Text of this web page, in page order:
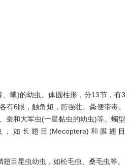
蛾)的幼虫。体圆柱形，分13节，有3
有6眼，触角短，腭强壮。粪便带毒。
蚕和大军虫(一星黏虫的幼虫)等。蠋型
如长翅目(Mecoptera)和膜翅目
翅目昆虫幼虫，如松毛虫、桑毛虫等。